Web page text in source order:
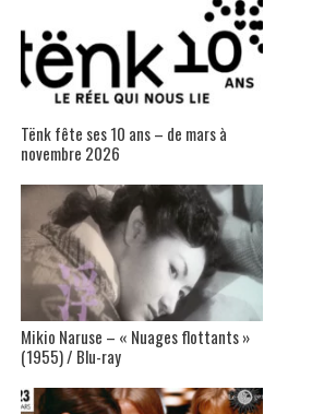
Tënk fête ses 10 ans – de mars à
novembre 2026
Mikio Naruse – « Nuages flottants »
(1955) / Blu-ray